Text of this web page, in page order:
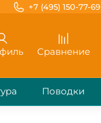
+7 (495) 150-77-69
Сравнение
Поводки